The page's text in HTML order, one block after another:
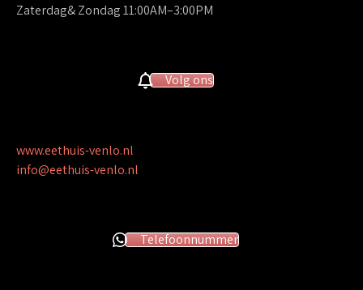
Zaterdag& Zondag 11:00AM–3:00PM
Volg ons
www.eethuis-venlo.nl
info@eethuis-venlo.nl
Telefoonnummer